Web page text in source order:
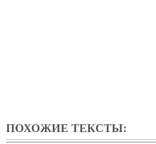
ПОХОЖИЕ ТЕКСТЫ: